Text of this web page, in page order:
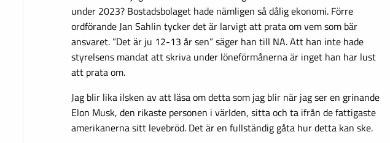
under 2023? Bostadsbolaget hade nämligen så dålig ekonomi. Förre
ordförande Jan Sahlin tycker det är larvigt att prata om vem som bär
ansvaret. ”Det är ju 12-13 år sen” säger han till NA. Att han inte hade
styrelsens mandat att skriva under löneförmånerna är inget han har lust
att prata om.
Jag blir lika ilsken av att läsa om detta som jag blir när jag ser en grinande
Elon Musk, den rikaste personen i världen, sitta och ta ifrån de fattigaste
amerikanerna sitt levebröd. Det är en fullständig gåta hur detta kan ske.